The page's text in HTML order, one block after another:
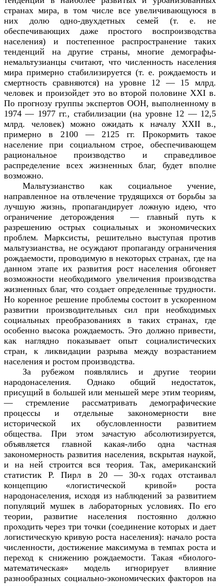
странах мира, в том числе все увеличивающуюся в
них долю одно-двухдетных семей (т. е. не
обеспечивающих даже простого воспроизводства
населения) и постепенное распространение таких
тенденций на другие страны, многие демографы-
немальтузианцы считают, что численность населения
мира примерно стабилизируется (т. е. рождаемость и
смертность сравняются) на уровне 12 — 15 млрд.
человек и произойдет это во второй половине XXI в.
По прогнозу группы экспертов ООН, выполненному в
1974 — 1977 гг., стабилизации (на уровне 12 — 12,5
млрд. человек) можно ожидать к началу XXII в.,
примерно в 2100 — 2125 гг. Прокормить такое
население при социальном строе, обеспечивающем
рациональное производство и справедливое
распределение всех жизненных благ, будет вполне
возможно.
Мальтузианство как социальное учение,
направленное на отвлечение трудящихся от борьбы за
лучшую жизнь, пропагандирует ложную идею, что
ограничение деторождения — главный путь к
разрешению острых социальных и экономических
проблем. Марксисты, решительно выступая против
мальтузианства, не осуждают пропаганду ограничения
рождаемости, проводимую в некоторых странах, где на
данном этапе их развития рост населения обгоняет
возможности необходимого увеличения производства
жизненных благ, что создает определенные трудности.
Но коренное решение проблемы состоит в ускоренном
развитии производительных сил при необходимых
социальных преобразованиях в таких странах, где
особенно высока рождаемость. Это должно привести,
как наглядно показывает опыт социалистических
стран, к ликвидации разрыва между возрастанием
населения и ростом производства.
За рубежом появлялись и другие теории
народонаселения. Однако общий недостаток,
присущий в большей или меньшей мере этим теориям,
— стремление рассматривать демографические
процессы и отдельные закономерности вне
исторической их обусловленности развитием
общества. При этом зачастую абсолютизируется,
объявляется главной какая-либо одна частная
закономерность развития населения, вскрытая наукой,
и на ней строится вся теория. Так, американский
статистик Р. Пирл в 20 — 30-х годах отстаивал
концепцию «логистической кривой» роста
народонаселения, исходя из наблюдений за развитием
популяций мушек в лабораторных условиях. По его
теории, развитие населения постоянно должно
проходить через три точки (соединение которых и дает
логистическую кривую роста населения): начало роста
численности, достижение максимума в темпах роста и
переход к снижению рождаемости. Такая «биолого-
математическая» модель игнорирует влияние
разнообразных социально-экономических факторов на